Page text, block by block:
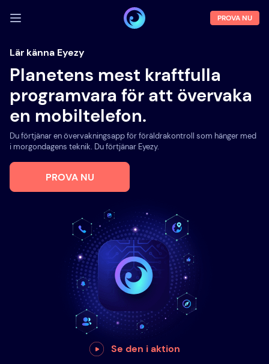
LOGGA IN
Demo
Funktioner
Om oss
Blogg
PROVA NU
Lär känna Eyezy
Planetens mest kraftfulla
programvara för att övervaka
en mobiltelefon.
Du förtjänar en övervakningsapp för föräldrakontroll som hänger med
i morgondagens teknik. Du förtjänar Eyezy.
PROVA NU
Se den i aktion